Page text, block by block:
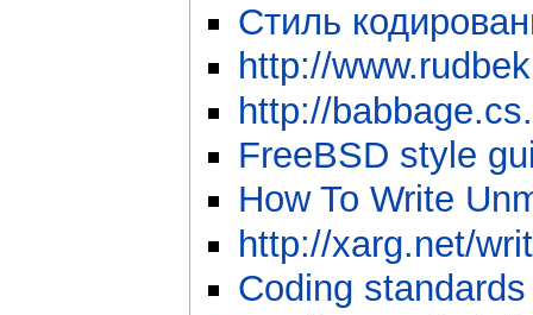
Стиль
http://
http://
FreeBSD style
How To Write
http://xarg.net/
Coding